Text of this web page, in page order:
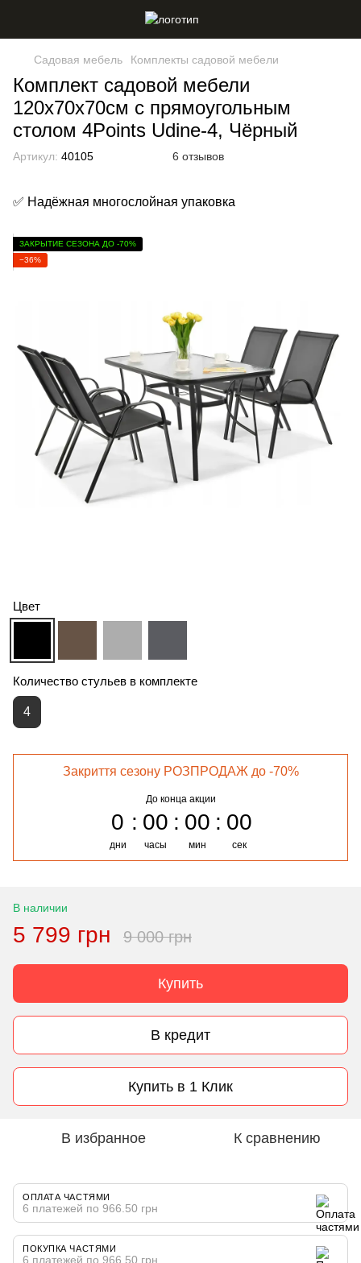
Садовая мебель Комплекты садовой мебели
Комплект садовой мебели
120х70х70см с прямоугольным
столом 4Points Udine-4, Чёрный
Артикул: 40105 6 отзывов
✅ Надёжная многослойная упаковка
ЗАКРЫТИЕ СЕЗОНА ДО -70%
−36%
Цвет
Количество стульев в комплекте
4
Закриття сезону РОЗПРОДАЖ до -70%
До конца акции
0
дни
00
часы
00
мин
00
сек
В наличии
5 799 грн 9 000 грн
Купить
В кредит
Купить в 1 Клик
В избранное К сравнению
ОПЛАТА ЧАСТЯМИ
6 платежей по 966.50 грн
ПОКУПКА ЧАСТЯМИ
6 платежей по 966.50 грн